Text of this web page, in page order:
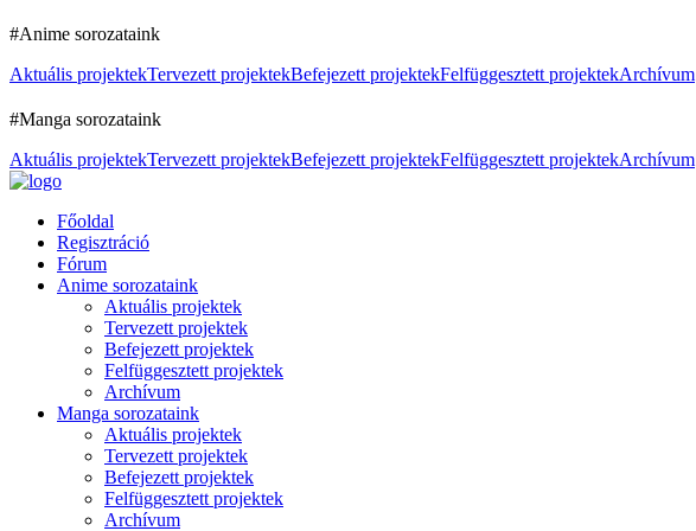
#Anime sorozataink
Aktuális projektekTervezett projektekBefejezett projektekFelfüggesztett projektekArchívum
#Manga sorozataink
Aktuális projektekTervezett projektekBefejezett projektekFelfüggesztett projektekArchívum
Főoldal
Regisztráció
Fórum
Anime sorozataink
Aktuális projektek
Tervezett projektek
Befejezett projektek
Felfüggesztett projektek
Archívum
Manga sorozataink
Aktuális projektek
Tervezett projektek
Befejezett projektek
Felfüggesztett projektek
Archívum